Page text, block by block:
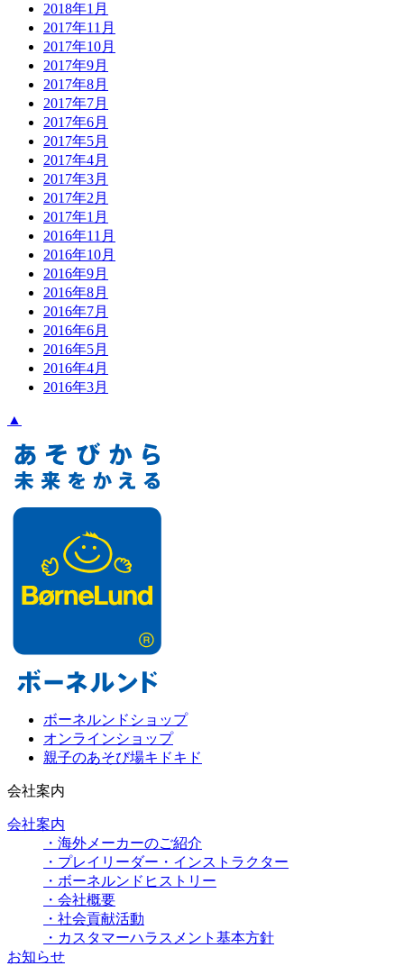
2018年1月
2017年11月
2017年10月
2017年9月
2017年8月
2017年7月
2017年6月
2017年5月
2017年4月
2017年3月
2017年2月
2017年1月
2016年11月
2016年10月
2016年9月
2016年8月
2016年7月
2016年6月
2016年5月
2016年4月
2016年3月
▲
ボーネルンドショップ
オンラインショップ
親子のあそび場キドキド
会社案内
会社案内
・海外メーカーのご紹介
・プレイリーダー・インストラクター
・ボーネルンドヒストリー
・会社概要
・社会貢献活動
・カスタマーハラスメント基本方針
お知らせ